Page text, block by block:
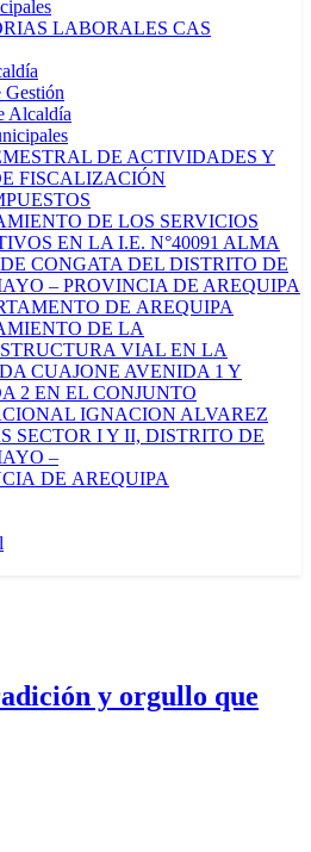
LABORALES CAS
Gestión
Alcaldía
DE ACTIVIDADES Y
FISCALIZACIÓN
DE LOS SERVICIOS
EN LA I.E. N°40091 ALMA
CONGATA DEL DISTRITO DE
– PROVINCIA DE AREQUIPA
DE AREQUIPA
DE LA
VIAL EN LA
CUAJONE AVENIDA 1 Y
2 EN EL CONJUNTO
IGNACION ALVAREZ
SECTOR I Y II, DISTRITO DE
–
DE AREQUIPA
y orgullo que